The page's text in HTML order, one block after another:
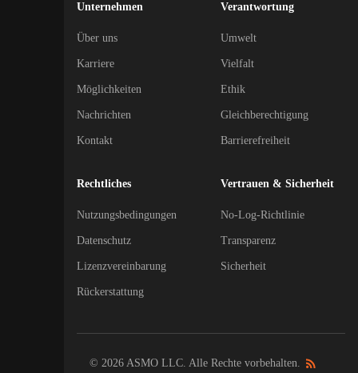
Unternehmen
Über uns
Karriere
Möglichkeiten
Nachrichten
Kontakt
Verantwortung
Umwelt
Vielfalt
Ethik
Gleichberechtigung
Barrierefreiheit
Rechtliches
Nutzungsbedingungen
Datenschutz
Lizenzvereinbarung
Rückerstattung
Vertrauen & Sicherheit
No-Log-Richtlinie
Transparenz
Sicherheit
© 2026 ASMO LLC. Alle Rechte vorbehalten.